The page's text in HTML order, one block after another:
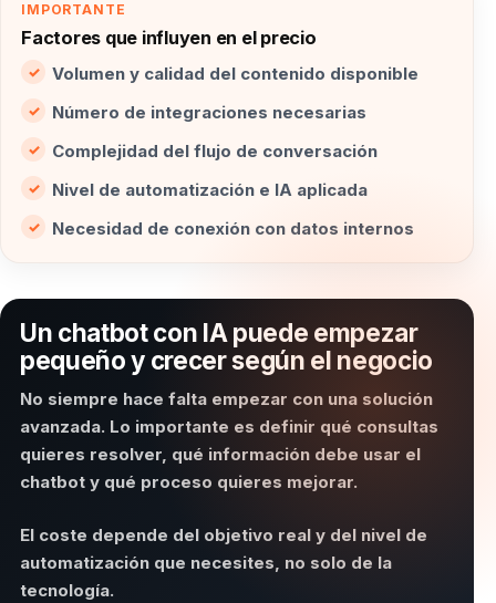
IMPORTANTE
Factores que influyen en el precio
Volumen y calidad del contenido disponible
Número de integraciones necesarias
Complejidad del flujo de conversación
Nivel de automatización e IA aplicada
Necesidad de conexión con datos internos
Un chatbot con IA puede empezar
pequeño y crecer según el negocio
No siempre hace falta empezar con una solución
avanzada. Lo importante es definir qué consultas
quieres resolver, qué información debe usar el
chatbot y qué proceso quieres mejorar.
El coste depende del objetivo real y del nivel de
automatización que necesites, no solo de la
tecnología.